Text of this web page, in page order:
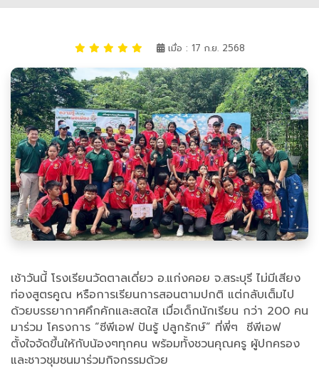
เมื่อ : 17 ก.ย. 2568
เช้าวันนี้ โรงเรียนวัดตาลเดี่ยว อ.แก่งคอย จ.สระบุรี ไม่มีเสียง
ท่องสูตรคูณ หรือการเรียนการสอนตามปกติ แต่กลับเต็มไป
ด้วยบรรยากาศคึกคักและสดใส เมื่อเด็กนักเรียน กว่า 200 คน
มาร่วม โครงการ “ซีพีเอฟ ปันรู้ ปลูกรักษ์” ที่พี่ๆ ซีพีเอฟ
ตั้งใจจัดขึ้นให้กับน้องๆทุกคน พร้อมทั้งชวนคุณครู ผู้ปกครอง
และชาวชุมชนมาร่วมกิจกรรมด้วย